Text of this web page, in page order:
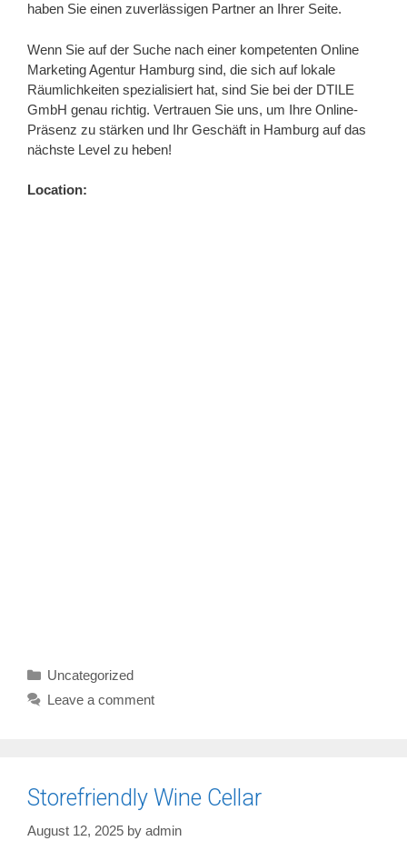
haben Sie einen zuverlässigen Partner an Ihrer Seite.
Wenn Sie auf der Suche nach einer kompetenten Online
Marketing Agentur Hamburg sind, die sich auf lokale
Räumlichkeiten spezialisiert hat, sind Sie bei der DTILE
GmbH genau richtig. Vertrauen Sie uns, um Ihre Online-
Präsenz zu stärken und Ihr Geschäft in Hamburg auf das
nächste Level zu heben!
Location:
Categories
Uncategorized
Leave a comment
Storefriendly Wine Cellar
August 12, 2025 by admin